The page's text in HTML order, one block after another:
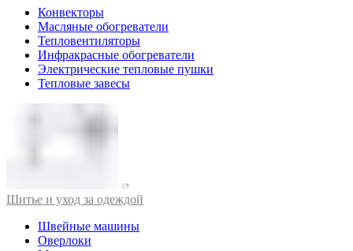
Конвекторы
Масляные обогреватели
Тепловентиляторы
Инфракрасные обогреватели
Электрические тепловые пушки
Тепловые завесы
Шитье и уход за одеждой
Швейные машины
Оверлоки